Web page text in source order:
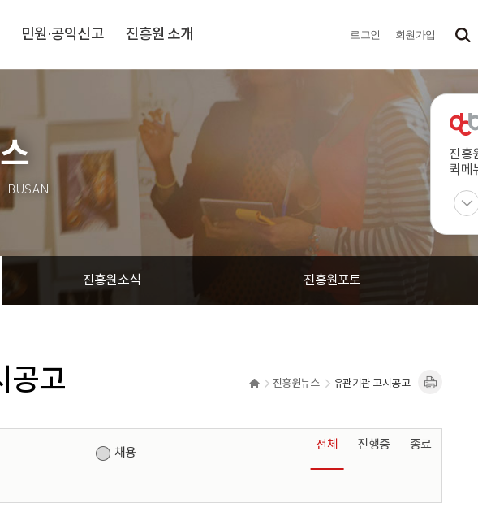
민원·공익신고 진흥원 소개 로그인 회원가입
진흥
퀵메
BUSAN
진흥원소식 진흥원포토
공고 진흥원뉴스 유관기관 고시공고
채용
전체 진행중 종료